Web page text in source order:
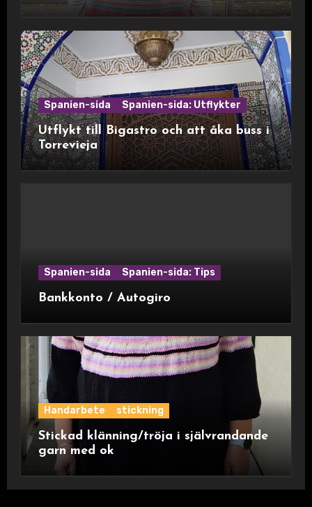
Spanien-sida Spanien-sida: Utflykter
Utflykt till Bigastro och att åka buss i
Torrevieja
Spanien-sida Spanien-sida: Tips
Bankkonto / Autogiro
Handarbete stickning
Stickad klänning/tröja i självrandande
garn med ok